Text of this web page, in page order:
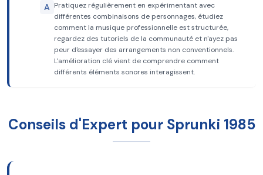
A Pratiquez régulièrement en expérimentant avec
différentes combinaisons de personnages, étudiez
comment la musique professionnelle est structurée,
regardez des tutoriels de la communauté et n'ayez pas
peur d'essayer des arrangements non conventionnels.
L'amélioration clé vient de comprendre comment
différents éléments sonores interagissent.
Conseils d'Expert pour Sprunki 1985